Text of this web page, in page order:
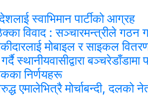
स्वाभिमान पार्टीको आग्रह
विवाद : सञ्चारमन्त्रीले गठन
मोबाइल र साइकल
स्थानीयवासीद्वारा
निर्णयहरू
एमालेभित्रै मोर्चाबन्दी, दलको